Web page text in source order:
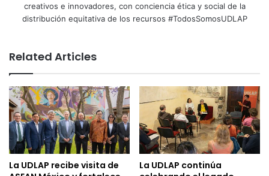
creativos e innovadores, con conciencia ética y social de la
distribución equitativa de los recursos #TodosSomosUDLAP
Related Articles
La UDLAP recibe visita de
La UDLAP continúa